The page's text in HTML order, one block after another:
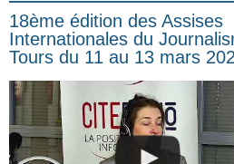
18ème édition des Assises
Internationales du
Tours du 11 au 13 mars